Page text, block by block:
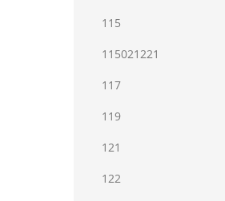
115
115021221
117
119
121
122